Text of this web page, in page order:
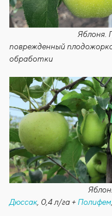
Яблоня.
поврежденный
обработки
Яблоня.
Дюссак , 0,4 л/га + Полифем